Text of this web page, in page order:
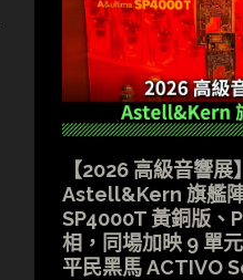
【2026 高級音響展】
Astell&Kern 旗艦陣
SP4000T 黃銅版、
相，同場加映 9 單
平民黑馬 ACTIVO